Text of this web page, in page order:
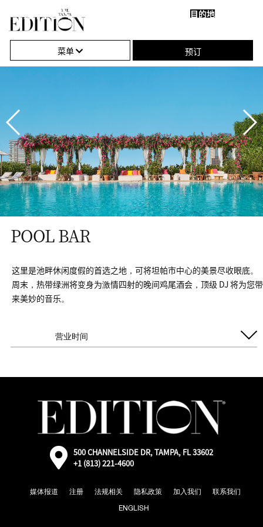
击
打
关
闭
导
航
目的地
闭
导
菜单 预订
Pool
Bar
POOL BAR
这里是池畔休闲度假的首选之地，可将坦帕市中心的美景尽收眼底。
周末，热带绿洲将变身为激情四射的晚间鸡尾酒会，顶级 DJ 将为您带
来美妙的音乐。
营业时间
周五&周六 11:00 AM - 12:00 AM
外
部：
Google
500 CHANNELSIDE DR, TAMPA, FL 33602
+1 (813) 221-4600
媒体报道 注册 法规相关 隐私政策 加入我们
联系我们
ENGLISH